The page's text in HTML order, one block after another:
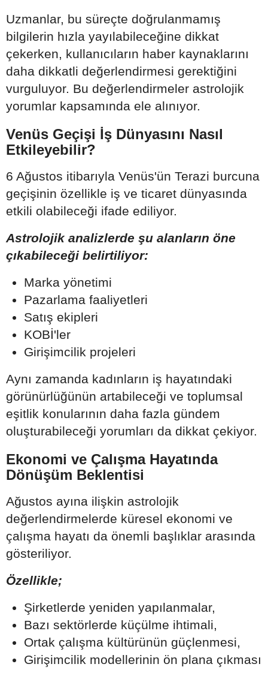
Uzmanlar, bu süreçte doğrulanmamış
bilgilerin hızla yayılabileceğine dikkat
çekerken, kullanıcıların haber kaynaklarını
daha dikkatli değerlendirmesi gerektiğini
vurguluyor. Bu değerlendirmeler astrolojik
yorumlar kapsamında ele alınıyor.
Venüs Geçişi İş Dünyasını Nasıl
Etkileyebilir?
6 Ağustos itibarıyla Venüs'ün Terazi burcuna
geçişinin özellikle iş ve ticaret dünyasında
etkili olabileceği ifade ediliyor.
Astrolojik analizlerde şu alanların öne
çıkabileceği belirtiliyor:
Marka yönetimi
Pazarlama faaliyetleri
Satış ekipleri
KOBİ'ler
Girişimcilik projeleri
Aynı zamanda kadınların iş hayatındaki
görünürlüğünün artabileceği ve toplumsal
eşitlik konularının daha fazla gündem
oluşturabileceği yorumları da dikkat çekiyor.
Ekonomi ve Çalışma Hayatında
Dönüşüm Beklentisi
Ağustos ayına ilişkin astrolojik
değerlendirmelerde küresel ekonomi ve
çalışma hayatı da önemli başlıklar arasında
gösteriliyor.
Özellikle;
Şirketlerde yeniden yapılanmalar,
Bazı sektörlerde küçülme ihtimali,
Ortak çalışma kültürünün güçlenmesi,
Girişimcilik modellerinin ön plana çıkması